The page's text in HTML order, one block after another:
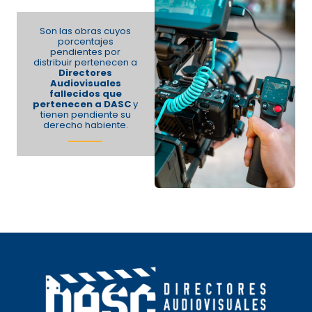
Son las obras cuyos
porcentajes
pendientes por
distribuir pertenecen a
Directores
Audiovisuales
fallecidos que
pertenecen a DASCy
tienen pendiente su
derecho habiente.